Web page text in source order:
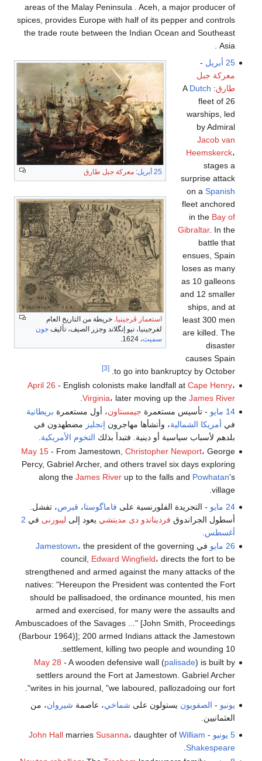
areas of the Malay Peninsula . Aceh, a major producer of
spices, provides Europe with half of its pepper and controls
the trade route between the Indian Ocean and Southeast
Asia .
25 أبريل : معركة جبل طارق
استعمار ڤرجينيا . خريطة من التاريخ العام
لفرجينيا، نيو إنگلاند وجزر الصيف، تأليف جون
سميث، 1624.
25 أبريل
-
معركة جبل
طارق: A
Dutch
fleet of 26
warships, led
by Admiral
Jacob van
Heemskerck،
stages a
surprise attack
on a Spanish
fleet anchored
in the Bay of
Gibraltar. In the
battle that
ensues, Spain
loses as many
as 10 galleons
and 12 smaller
ships, and at
least 300 men
are killed. The
disaster
causes Spain
to go into bankruptcy by October.
[3]
April 26 - English colonists make landfall at Cape Henry،
Virginia، later moving up the James River
14 مايو
- تأسيس مستعمرة جيمستاون، أول مستعمرة بريطانية
في أمريكا الشمالية، وأنشأها مهاجرون إنجليز مضطهدون في
بلدهم لأسباب سياسية أو دينية. فتبدأ بذلك التخوم الأمريكية
May 15- From Jamestown, Christopher Newport، George
Percy, Gabriel Archer, and others travel six days exploring
along the James Riverup to the falls and Powhatan's
village.
24 مايو
- التجريدة الفلورنسية على فاماگوستا، قبرص، تفشل.
أسطول الجراندوق فرديناندو دى مديتشي يعود إلى ليبورنى في 2
أغسطس
26 مايو
في Jamestown، the president of the governing
council, Edward Wingfield، directs the fort to be
strengthened and armed against the many attacks of the
natives: "Hereupon the President was contented the Fort
should be pallisadoed, the ordinance mounted, his men
armed and exercised, for many were the assaults and
Ambuscadoes of the Savages ..." [John Smith, Proceedings
(Barbour 1964)]; 200 armed Indians attack the Jamestown
settlement, killing two people and wounding 10.
May 28 - A wooden defensive wall (palisade) is built by
settlers around the Fort at Jamestown. Gabriel Archer
writes in his journal, "we laboured, pallozadoing our fort".
يونيو - الصفويون يستولون على شماخي، عاصمة شيروان، من
العثمانيين.
5 يونيو
-
John Hallmarries Susanna، daughter of William
Shakespeare
.